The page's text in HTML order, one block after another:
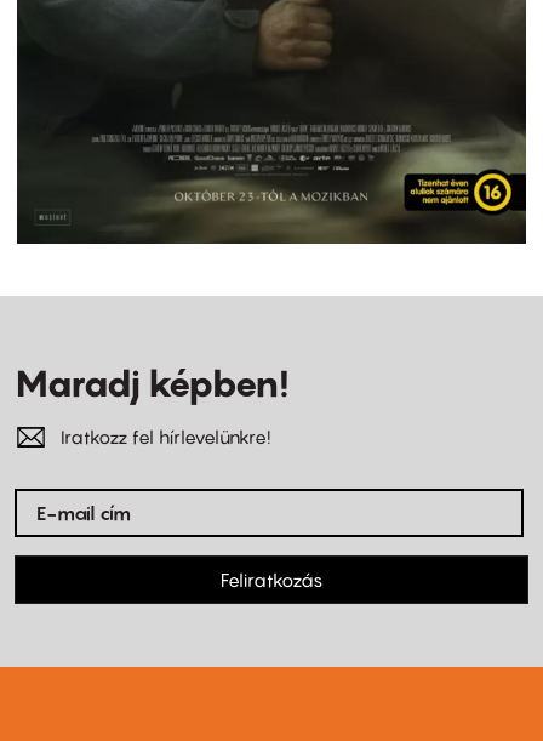
Maradj képben!
Iratkozz fel hírlevelünkre!
Feliratkozás